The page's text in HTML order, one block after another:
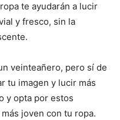
te ayudarán a lucir
y fresco, sin la
veinteañero, pero sí de
tu imagen y lucir más
y opta por estos
joven con tu ropa.